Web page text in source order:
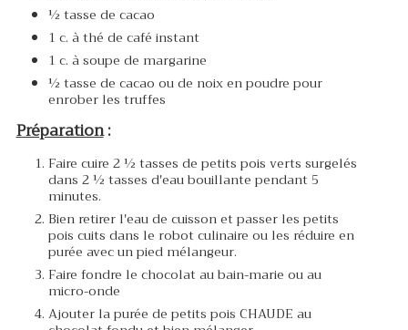
½ tasse de cacao
1 c. à thé de café instant
1 c. à soupe de margarine
½ tasse de cacao ou de noix en poudre pour
enrober les truffes
Préparation:
Faire cuire 2 ½ tasses de petits pois verts surgelés
dans 2 ½ tasses d'eau bouillante pendant 5
minutes.
Bien retirer l'eau de cuisson et passer les petits
pois cuits dans le robot culinaire ou les réduire en
purée avec un pied mélangeur.
Faire fondre le chocolat au bain-marie ou au
micro-onde
Ajouter la purée de petits pois CHAUDE au